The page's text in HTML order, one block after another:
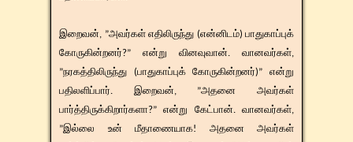
இறைவன், ”அவர்கள் எதிலிருந்து (என்னிடம்) பாதுகாப்புக்
கோருகின்றனர்?” என்று வினவுவான். வானவர்கள்,
”நரகத்திலிருந்து (பாதுகாப்புக் கோருகின்றனர்)” என்று
பதிலளிப்பார். இறைவன், ”அதனை அவர்கள்
பார்த்திருக்கிறார்களா?” என்று கேட்பான். வானவர்கள்,
”இல்லை உன் மீதாணையாக! அதனை அவர்கள்